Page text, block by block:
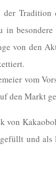
der Tradition
in besondere
von den
vom
den Markt
von
und